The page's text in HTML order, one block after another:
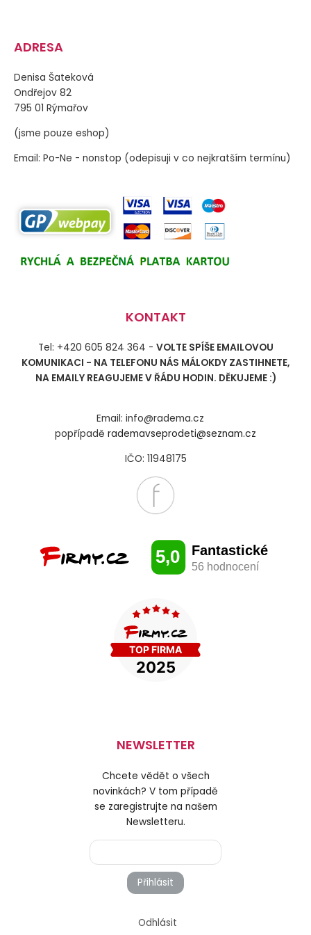
ADRESA
Denisa Šateková
Ondřejov 82
795 01 Rýmařov
(jsme pouze eshop)
Email: Po-Ne - nonstop (odepisuji v co nejkratším termínu)
KONTAKT
Tel: +420 605 824 364 - VOLTE SPÍŠE EMAILOVOU
KOMUNIKACI - NA TELEFONU NÁS MÁLOKDY ZASTIHNETE,
NA EMAILY REAGUJEME V ŘÁDU HODIN. DĚKUJEME :)
Email: info@radema.cz
popřípadě rademavseprodeti@seznam.cz
IČO: 11948175
NEWSLETTER
Chcete vědět o všech
novinkách? V tom případě
se zaregistrujte na našem
Newsletteru.
Přihlásit
Odhlásit